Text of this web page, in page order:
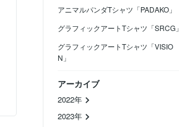
アニマルパンダTシャツ「PADAKO」
グラフィックアートTシャツ「SRCG」
グラフィックアートTシャツ「VISIO
N」
アーカイブ
2022年
2023年